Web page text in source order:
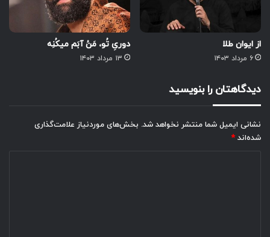
از ایوان طلا
۶ مرداد ۱۴۰۳
دوریِ تُو، مَنُ آبَم میکُنِه
۱۳ مرداد ۱۴۰۳
دیدگاهتان را بنویسید
نشانی ایمیل شما منتشر نخواهد شد. بخش‌های موردنیاز علامت‌گذاری
شده‌اند *